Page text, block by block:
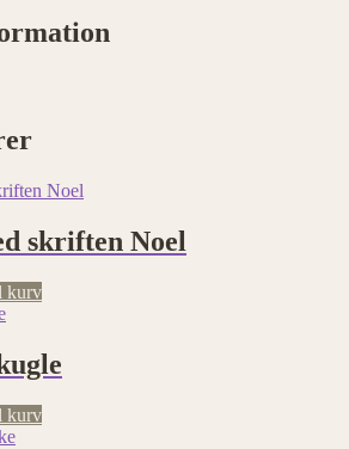
skriften Noel
kurv
kurv